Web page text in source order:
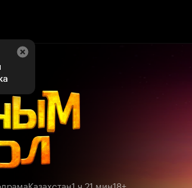
Казахстан1 ч 21 мин18+